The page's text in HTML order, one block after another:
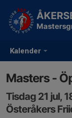
Kalender
Masters -
Tisdag 21 jul,
Österåkers